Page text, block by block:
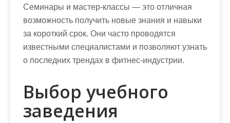
Семинары и мастер-классы — это отличная
возможность получить новые знания и навыки
за короткий срок. Они часто проводятся
известными специалистами и позволяют узнать
о последних трендах в фитнес-индустрии.
Выбор учебного
заведения